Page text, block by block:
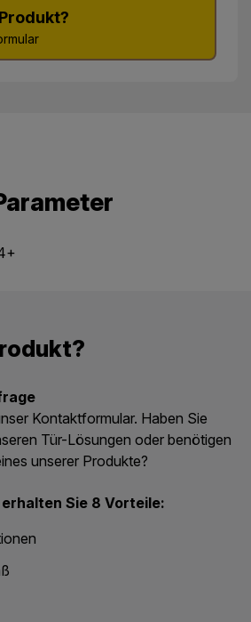
Kontaktformular. Haben Sie
Tür-Lösungen oder benötigen
unserer Produkte?
Sie 8 Vorteile: